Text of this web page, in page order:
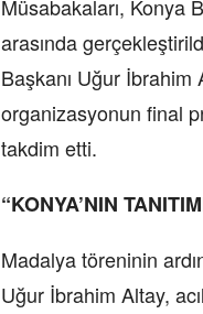
Müsabakaları, Konya
arasında
Başkanı Uğur
organizasyonun final
takdim etti.
“KONYA’NIN
Madalya töreninin
Uğur İbrahim Altay,